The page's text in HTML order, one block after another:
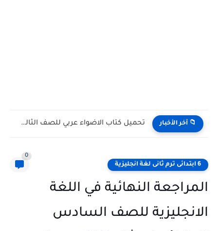
📁 آخر الأخبار تحميل كتاب الاضواء عربي للصف الثالث الثانوي 2027 PDF...
6 ابتدائى ترم ثانى لغة انجليزية
0
المراجعة النهائية في اللغة
الانجليزية للصف السادس